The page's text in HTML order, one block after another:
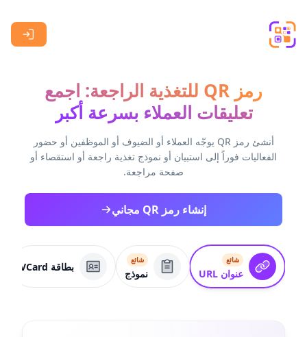
رمز QR للتغذية الراجعة: اجمع
تعليقات العملاء بسرعة أكبر
أنشئ رمز QR يوجّه العملاء أو الضيوف أو الموظفين أو حضور
الفعاليات فوراً إلى استبيان أو نموذج تغذية راجعة أو استقصاء أو
صفحة مراجعة.
إنشاء رمز QR مجاني
شائع
عنوان URL
شائع
نموذج
بطاقة VCard